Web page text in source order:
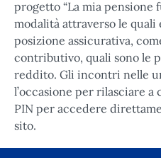
progetto “La mia pensione
modalità attraverso le quali
posizione assicurativa,
contributivo, quali sono le
reddito. Gli incontri nelle
l’occasione per rilasciare
PIN per accedere
sito.